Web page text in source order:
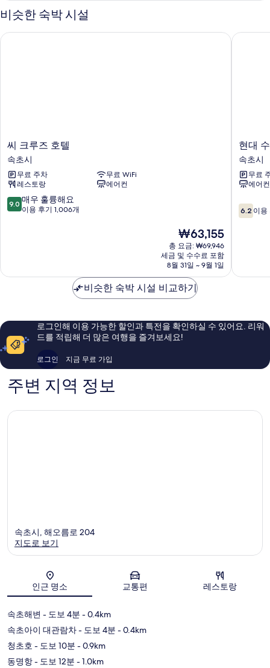
View
자
히
비슷한 숙박 시설
씨
크
루
즈
호
텔
속
씨 크루즈 호텔
속초시
무료 주차
무료 WiFi
레스토랑
에어컨
10
점
매
이
용
기
1,006
9.0 매우 훌륭해요
이용 후기 1,006개
현
재
요
금
₩63,155
₩63,155
총 요금: ₩69,946
세금 및 수수료 포함
8월 31일 ~ 9월 1일
씨 크루즈 호텔
현
대
수
리
조
속
초
현대
속초시
무료
에어컨
10
점
469
6.2 이용
현대 수
비슷한 숙박 시설 비교하기
로그인해 이용 가능한 할인과 특전을 확인하실 수 있어요. 리워
드를 적립해 더 많은 여행을 즐겨보세요!
로그인 지금 무료 가입
주변 지역 정보
지도
속초시, 해오름로 204
지도로 보기
인근 명소 교통편 레스토랑
속초해변 - 도보 4분 - 0.4km
속초아이 대관람차- 도보 4분 - 0.4km
청초호 - 도보 10분 - 0.9km
동명항- 도보 12분 - 1.0km